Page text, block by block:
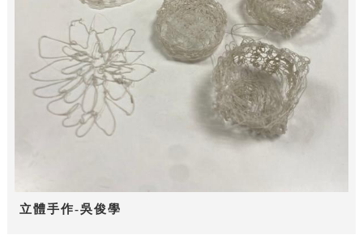
立體手作-吳俊學